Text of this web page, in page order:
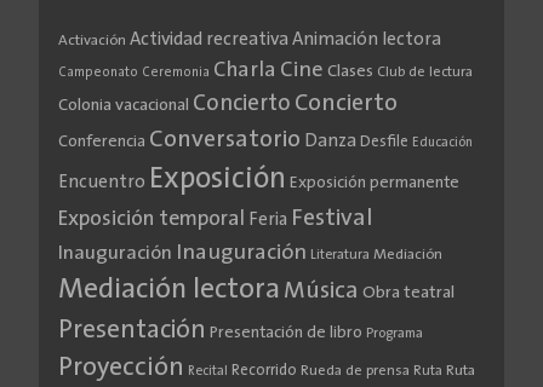
Activación Actividad recreativa Animación lectora
Campeonato Ceremonia Charla Cine Clases Club de lectura
Colonia vacacional Concierto Concierto
Conferencia Conversatorio Danza Desfile Educación
Encuentro Exposición Exposición permanente
Exposición temporal Feria Festival
Inauguración Inauguración Literatura Mediación
Mediación lectora Música Obra teatral
Presentación Presentación de libro Programa
Proyección Recital Recorrido Rueda de prensa Ruta Ruta